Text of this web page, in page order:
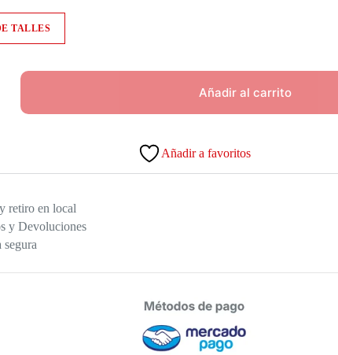
TALLES
Añadir al carrito
Añadir a favoritos
retiro en local
y Devoluciones
segura